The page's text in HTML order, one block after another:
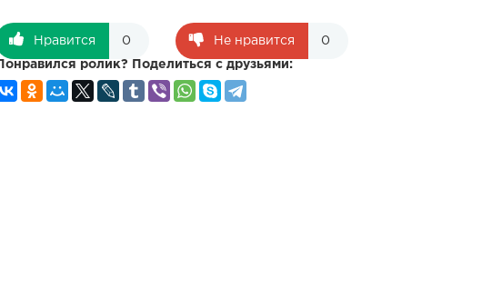
Нравится 0 Не нравится 0
Понравился ролик? Поделиться с друзьями: